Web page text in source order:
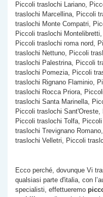
Piccoli traslochi Lariano,
traslochi Marcellina, Piccoli
traslochi Monte Compatri,
Piccoli traslochi
Piccoli traslochi roma nord,
traslochi Nettuno, Piccoli
traslochi Palestrina, Piccoli
traslochi Pomezia, Piccoli
traslochi Rignano Flaminio,
traslochi Rocca Priora,
traslochi Santa Marinella,
Piccoli traslochi
Piccoli traslochi Tolfa,
traslochi Trevignano
traslochi Velletri, Piccoli
Ecco perché, dovunque Vi
qualsiasi parte d'italia, con
specialisti, effettueremo